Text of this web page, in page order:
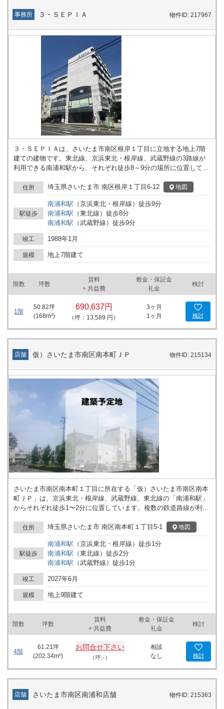
事務所 ３・ＳＥＰＩＡ 物件ID: 217967
３・ＳＥＰＩＡは、さいたま市南区根岸１丁目に立地する地上7階
建ての建物です。東北線、京浜東北・根岸線、武蔵野線の3路線が
利用できる南浦和駅から、それぞれ徒歩8～9分の場所に位置してい
様な活動拠点として利用されています。 建物はオフィス用途をはじ
めとした法人利用を想定した造りとなっており、エレベーターが1
基設置されているため、来客や従業員の移動も円滑に行えます。建
築物の基準として新耐震基準に適合していることが特徴です。地上
7階建ての構造により、フロアごとの独立性を確保しやすく、用途
や規模に応じた利用が可能です。 南浦和駅から複数路線でアクセス
ができるため、各方面からの移動を考慮した事業活動に対応できま
す。詳細はお問い合わせください。
住所 埼玉県さいたま市 南区根岸１丁目6-12 地図
駅徒歩
南浦和駅 （京浜東北・根岸線 ） 徒歩9分
南浦和駅 （東北線 ） 徒歩8分
南浦和駅 （武蔵野線 ） 徒歩9分
竣工 1988年1月
規模 地上7階建て
階数 坪数
賃料
+ 共益費
敷金・保証金
礼金
検討
1階
50.82坪
(168m²)
690,637円
（坪：13,589 円）
3ヶ月
1ヶ月
検討
店舗 仮）さいたま市南区南本町ＪＰ 物件ID: 215134
さいたま市南区南本町１丁目に所在する「仮）さいたま市南区南本
町ＪＰ」は、京浜東北・根岸線、武蔵野線、東北線の「南浦和駅」
からそれぞれ徒歩1〜2分に位置しています。複数の鉄道路線が利用
が想定される事業にも対応できます。地上9階建ての建物で、クリ
ニックモールとして計画されており、医療関連用途が想定されてい
ます。エレベーター1基が設けられているため、階層間の移動にも
配慮されています。駅周辺の立地特性から、訪問者や利用者の動線
もイメージしやすい構成です。周囲の街並みや近隣施設の状況も含
め、開業や事業運営の計画を検討する際の候補となります。竣工は
2027年3月を予定しています。詳細はお問い合わせください。
住所 埼玉県さいたま市 南区南本町１丁目5-1 地図
駅徒歩
南浦和駅 （京浜東北・根岸線 ） 徒歩1分
南浦和駅 （東北線 ） 徒歩2分
南浦和駅 （武蔵野線 ） 徒歩1分
竣工 2027年6月
規模 地上9階建て
階数 坪数
賃料
+ 共益費
敷金・保証金
礼金
検討
4階
61.21坪
(202.34m²)
お問合せ下さい
（坪:-）
相談
なし
検討
店舗 さいたま市南区南浦和店舗 物件ID: 215363